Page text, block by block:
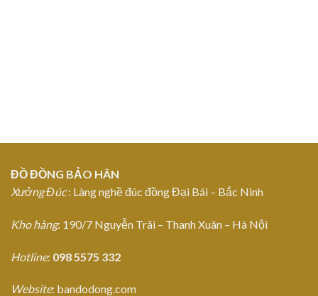
ĐỒ ĐỒNG BẢO HÂN
Xưởng Đúc: Làng nghề đúc đồng Đại Bái – Bắc Ninh
Kho hàng: 190/7 Nguyễn Trãi – Thanh Xuân – Hà Nội
Hotline: 098 5575 332
Website: bandodong.com